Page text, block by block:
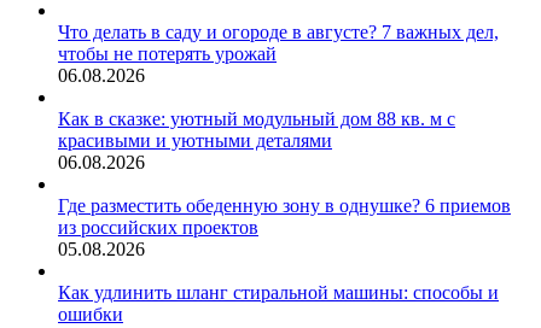
Что делать в саду и огороде в августе? 7 важных дел,
чтобы не потерять урожай
06.08.2026
Как в сказке: уютный модульный дом 88 кв. м с
красивыми и уютными деталями
06.08.2026
Где разместить обеденную зону в однушке? 6 приемов
из российских проектов
05.08.2026
Как удлинить шланг стиральной машины: способы и
ошибки